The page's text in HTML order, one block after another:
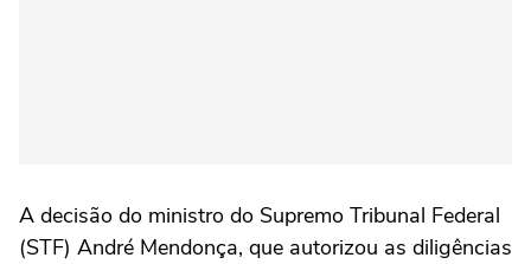
A decisão do ministro do Supremo Tribunal Federal
(STF) André Mendonça, que autorizou as diligências